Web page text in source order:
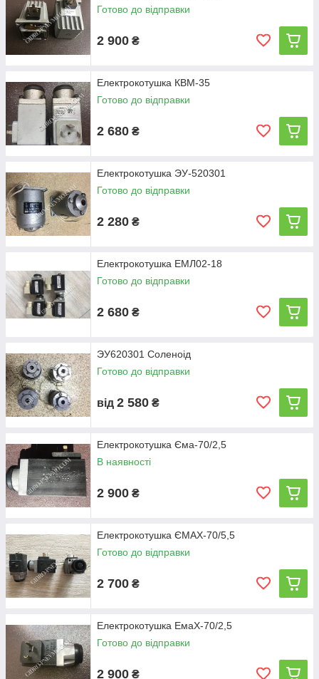
Готово до відправки
2 900 ₴
Електрокотушка КВМ-35
Готово до відправки
2 680 ₴
Електрокотушка ЭУ-520301
Готово до відправки
2 280 ₴
Електрокотушка ЕМЛ02-18
Готово до відправки
2 680 ₴
ЭУ620301 Соленоід
Готово до відправки
від 2 580 ₴
Електрокотушка Єма-70/2,5
В наявності
2 900 ₴
Електрокотушка ЄМАХ-70/5,5
Готово до відправки
2 700 ₴
Електрокотушка ЕмаХ-70/2,5
Готово до відправки
2 900 ₴